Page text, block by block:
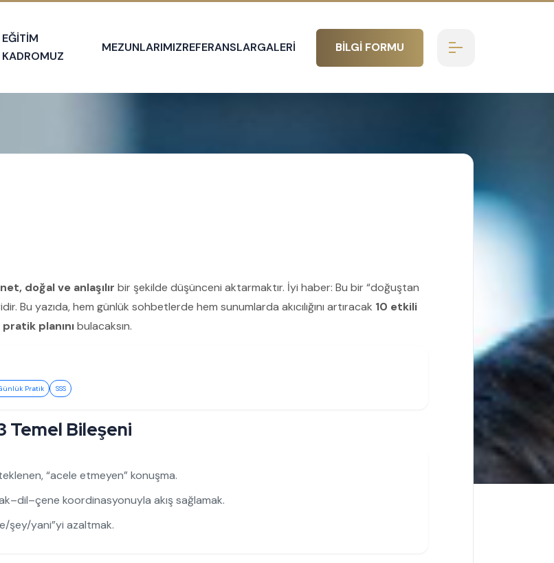
EĞİTİM
KADROMUZ
MEZUNLARIMIZREFERANSLARGALERİ BİLGİ FORMU
doğal ve anlaşılır bir şekilde düşünceni aktarmaktır. İyi haber: Bu bir “doğuştan
Bu yazıda, hem günlük sohbetlerde hem sunumlarda akıcılığını artıracak 10 etkili
planınıbulacaksın.
Pratik SSS
Temel Bileşeni
“acele etmeyen” konuşma.
koordinasyonuyla akış sağlamak.
şey/yani”yi azaltmak.